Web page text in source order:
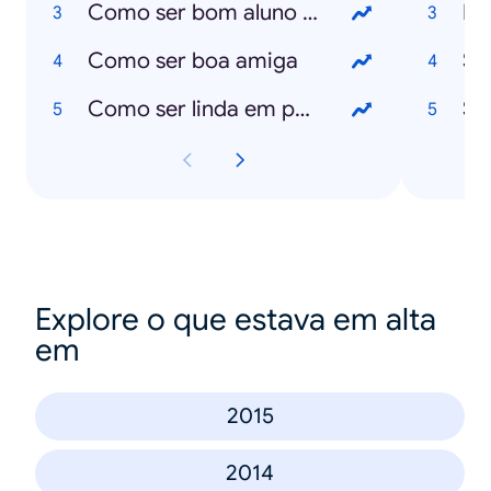
Como ser bom aluno no secundário
Como ser boa amiga
Como ser linda em poucos dias
Explore o que estava em alta
em
2015
2014